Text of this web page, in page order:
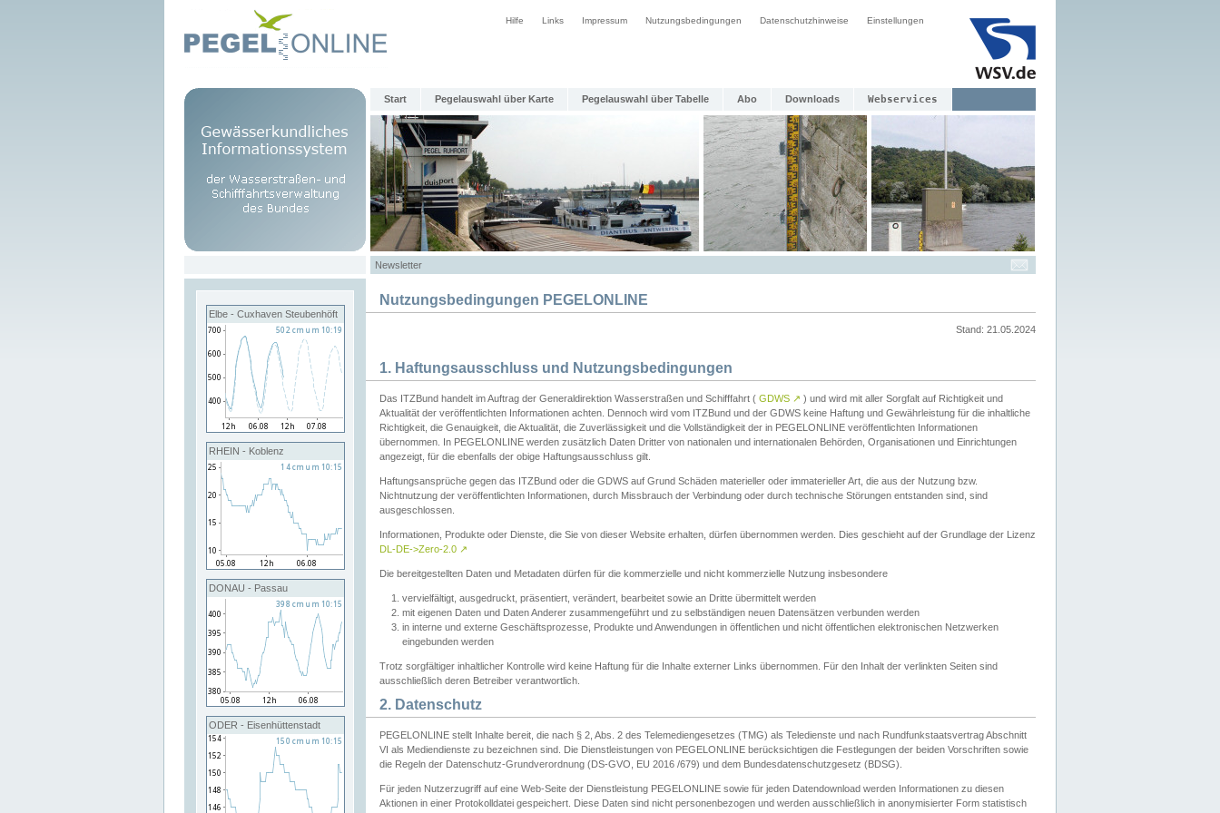
Hilfe Links Impressum Nutzungsbedingungen Datenschutzhinweise Einstellungen
Start Pegelauswahl über Karte Pegelauswahl über Tabelle Abo Downloads Webservices
Newsletter
Elbe - Cuxhaven Steubenhöft
RHEIN - Koblenz
DONAU - Passau
ODER - Eisenhüttenstadt
Nutzungsbedingungen PEGELONLINE
Stand: 21.05.2024
1. Haftungsausschluss und Nutzungsbedingungen
Das ITZBund handelt im Auftrag der Generaldirektion Wasserstraßen und Schifffahrt ( GDWS ↗ ) und wird mit aller Sorgfalt auf Richtigkeit und
Aktualität der veröffentlichten Informationen achten. Dennoch wird vom ITZBund und der GDWS keine Haftung und Gewährleistung für die inhaltliche
Richtigkeit, die Genauigkeit, die Aktualität, die Zuverlässigkeit und die Vollständigkeit der in PEGELONLINE veröffentlichten Informationen
übernommen. In PEGELONLINE werden zusätzlich Daten Dritter von nationalen und internationalen Behörden, Organisationen und Einrichtungen
angezeigt, für die ebenfalls der obige Haftungsausschluss gilt.
Haftungsansprüche gegen das ITZBund oder die GDWS auf Grund Schäden materieller oder immaterieller Art, die aus der Nutzung bzw.
Nichtnutzung der veröffentlichten Informationen, durch Missbrauch der Verbindung oder durch technische Störungen entstanden sind, sind
ausgeschlossen.
Informationen, Produkte oder Dienste, die Sie von dieser Website erhalten, dürfen übernommen werden. Dies geschieht auf der Grundlage der Lizenz
DL-DE->Zero-2.0 ↗
Die bereitgestellten Daten und Metadaten dürfen für die kommerzielle und nicht kommerzielle Nutzung insbesondere
vervielfältigt, ausgedruckt, präsentiert, verändert, bearbeitet sowie an Dritte übermittelt werden
mit eigenen Daten und Daten Anderer zusammengeführt und zu selbständigen neuen Datensätzen verbunden werden
in interne und externe Geschäftsprozesse, Produkte und Anwendungen in öffentlichen und nicht öffentlichen elektronischen Netzwerken
eingebunden werden
Trotz sorgfältiger inhaltlicher Kontrolle wird keine Haftung für die Inhalte externer Links übernommen. Für den Inhalt der verlinkten Seiten sind
ausschließlich deren Betreiber verantwortlich.
2. Datenschutz
PEGELONLINE stellt Inhalte bereit, die nach § 2, Abs. 2 des Telemediengesetzes (TMG) als Teledienste und nach Rundfunkstaatsvertrag Abschnitt
VI als Mediendienste zu bezeichnen sind. Die Dienstleistungen von PEGELONLINE berücksichtigen die Festlegungen der beiden Vorschriften sowie
die Regeln der Datenschutz-Grundverordnung (DS-GVO, EU 2016 /679) und dem Bundesdatenschutzgesetz (BDSG).
Für jeden Nutzerzugriff auf eine Web-Seite der Dienstleistung PEGELONLINE sowie für jeden Datendownload werden Informationen zu diesen
Aktionen in einer Protokolldatei gespeichert. Diese Daten sind nicht personenbezogen und werden ausschließlich in anonymisierter Form statistisch